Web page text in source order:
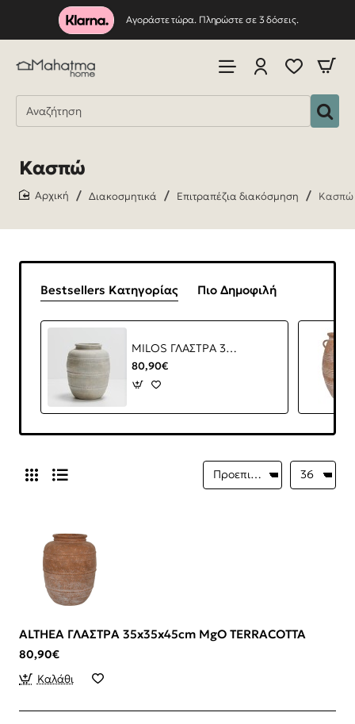
Αγοράστε τώρα. Πληρώστε σε 3 δόσεις.
Κασπώ
Διακοσμητικά Επιτραπέζια διακόσμηση Κασπώ
Bestsellers Κατηγορίας Πιο Δημοφιλή
MILOS ΓΛΑΣΤΡΑ 35x35x45cm MgO ΜΠΕΖ
80,90€
ALTHEA ΓΛΑΣΤΡΑ 35x35x45cm MgO TERRACOTTA
80,90€
Καλάθι